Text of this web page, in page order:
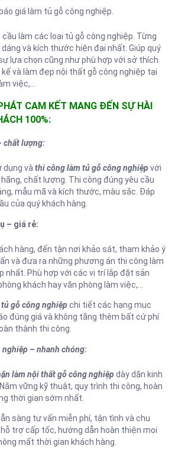
giá làm tủ gỗ công nghiệp.
cầu làm các loại tủ gỗ công nghiệp. Từng
và kích thước hiện đại nhất. Giúp quý
lựa chọn cũng như phù hợp với sở thích
và làm đẹp nội thất gỗ công nghiệp tại
việc,…
CAM KẾT MANG ĐẾN SỰ HÀI
100%:
chất lượng:
dụng và thi công làm tủ gỗ công nghiệp với
chất lượng. Thi công đúng yêu cầu
mẫu mã và kích thước, màu sắc. Đáp
của quý khách hàng.
– giá rẻ:
hàng, đến tận nơi khảo sát, tham khảo ý
và đưa ra những phương án thi công làm
nhất. Phù hợp với các vị trí lắp đặt sản
khách hay văn phòng làm việc,…
gỗ công nghiệp chi tiết các hạng mục
đúng giá và không tăng thêm bất cứ phí
thành thi công.
nghiệp – nhanh chóng:
làm nội thất gỗ công nghiệp dày dặn kinh
vững kỹ thuật, quy trình thi công, hoàn
thời gian sớm nhất.
sàng tư vấn miễn phí, tận tình và chu
trợ cấp tốc, hướng dẫn hoàn thiện mọi
mất thời gian khách hàng.